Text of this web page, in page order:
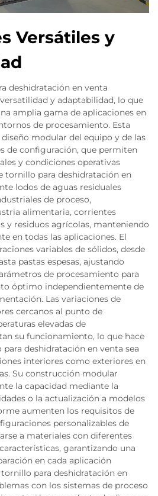
Versátiles y
deshidratación en venta
y adaptabilidad, lo que
amplia gama de aplicaciones en
de procesamiento. Esta
modular del equipo y de las
de configuración, que permiten
y condiciones operativas
tornillo para deshidratación en
lodos de aguas residuales
de proceso,
alimentaria, corrientes
y residuos agrícolas, manteniendo
en todas las aplicaciones. El
variables de sólidos, desde
pastas espesas, ajustando
de procesamiento para
óptimo independientemente de
Las variaciones de
cercanos al punto de
elevadas de
su funcionamiento, lo que hace
deshidratación en venta sea
interiores como exteriores en
Su construcción modular
la capacidad mediante la
o la actualización a modelos
aumenten los requisitos de
personalizables de
a materiales con diferentes
garantizando una
en cada aplicación
para deshidratación en
con los sistemas de proceso